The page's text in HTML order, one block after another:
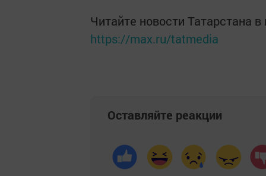
Читайте новости Татарстана
https://max.ru/tatmedia
Оставляйте реакции